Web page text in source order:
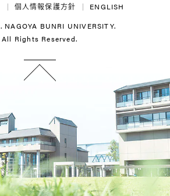
ENGLISH
個人情報保護方針
BUNRI UNIVERSITY.
All Rights Reserved.